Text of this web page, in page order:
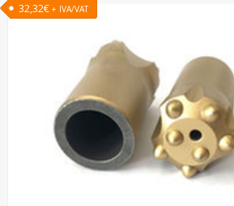
32,32€ + IVA/VAT